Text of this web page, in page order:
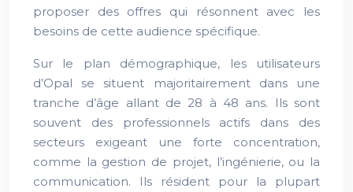
proposer des offres qui résonnent avec les
besoins de cette audience spécifique.
Sur le plan démographique, les utilisateurs
d’Opal se situent majoritairement dans une
tranche d’âge allant de 28 à 48 ans. Ils sont
souvent des professionnels actifs dans des
secteurs exigeant une forte concentration,
comme la gestion de projet, l’ingénierie, ou la
communication. Ils résident pour la plupart